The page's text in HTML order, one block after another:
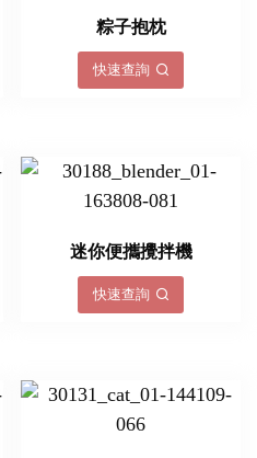
粽子抱枕
快速查詢
迷你便攜攪拌機
快速查詢